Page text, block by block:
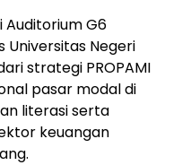
Auditorium G6
Universitas Negeri
strategi PROPAMI
pasar modal di
literasi serta
keuangan